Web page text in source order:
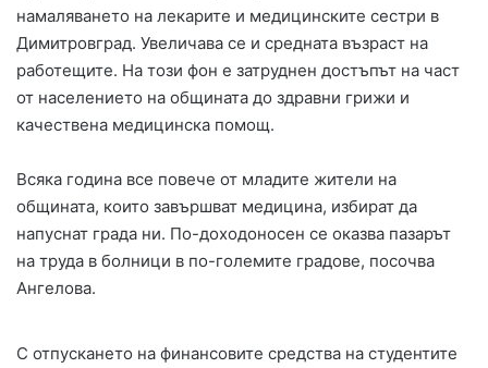
намаляването на лекарите и медицинските сестри в
Димитровград. Увеличава се и средната възраст на
работещите. На този фон е затруднен достъпът на част
от населението на общината до здравни грижи и
качествена медицинска помощ.
Всяка година все повече от младите жители на
общината, които завършват медицина, избират да
напуснат града ни. По-доходоносен се оказва пазарът
на труда в болници в по-големите градове, посочва
Ангелова.
С отпускането на финансовите средства на студентите